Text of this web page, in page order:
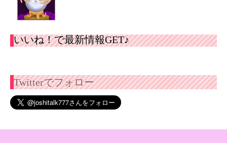
いいね！で最新情報GET♪
Twitterでフォロー